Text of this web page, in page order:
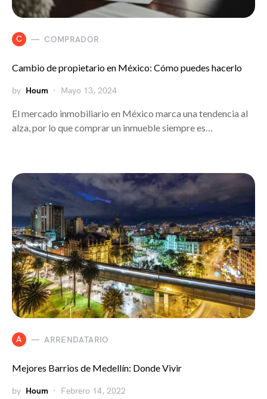
C COMPRADOR
Cambio de propietario en México: Cómo puedes hacerlo
by Houm Mayo 13, 2024
El mercado inmobiliario en México marca una tendencia al
alza, por lo que comprar un inmueble siempre es…
A ARRENDATARIO
Mejores Barrios de Medellín: Donde Vivir
by Houm Febrero 14, 2022